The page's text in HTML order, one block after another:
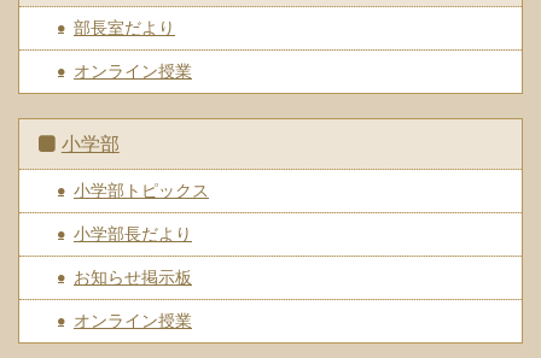
部長室だより
オンライン授業
小学部
小学部トピックス
小学部長だより
お知らせ掲示板
オンライン授業